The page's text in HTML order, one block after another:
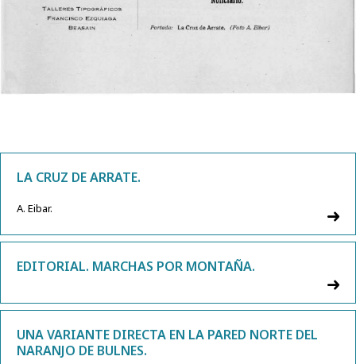
LA CRUZ DE ARRATE.
A. Eibar.
EDITORIAL. MARCHAS POR MONTAÑA.
UNA VARIANTE DIRECTA EN LA PARED NORTE DEL
NARANJO DE BULNES.